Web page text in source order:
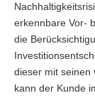
erkennbare Vor-
die
dieser mit seinen
kann der Kunde